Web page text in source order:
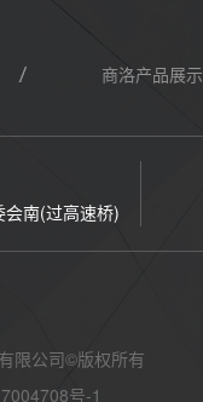
商洛产品展示
南(过高速桥)
限公司©版权所有
号-1